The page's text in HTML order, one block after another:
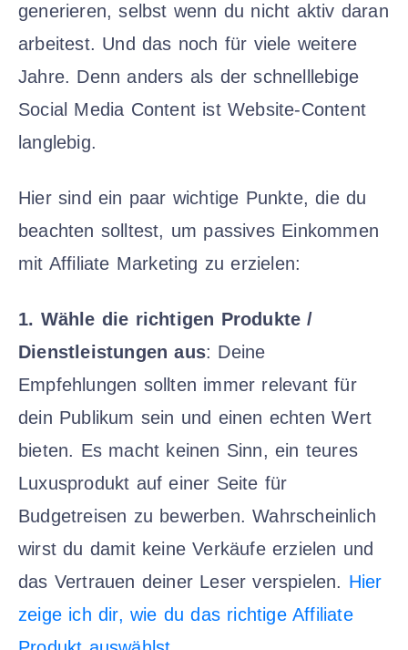
generieren, selbst wenn du nicht aktiv daran
arbeitest. Und das noch für viele weitere
Jahre. Denn anders als der schnelllebige
Social Media Content ist Website-Content
langlebig.
Hier sind ein paar wichtige Punkte, die du
beachten solltest, um passives Einkommen
mit Affiliate Marketing zu erzielen:
1. Wähle die richtigen Produkte /
Dienstleistungen aus: Deine
Empfehlungen sollten immer relevant für
dein Publikum sein und einen echten Wert
bieten. Es macht keinen Sinn, ein teures
Luxusprodukt auf einer Seite für
Budgetreisen zu bewerben. Wahrscheinlich
wirst du damit keine Verkäufe erzielen und
das Vertrauen deiner Leser verspielen. Hier
zeige ich dir, wie du das richtige Affiliate